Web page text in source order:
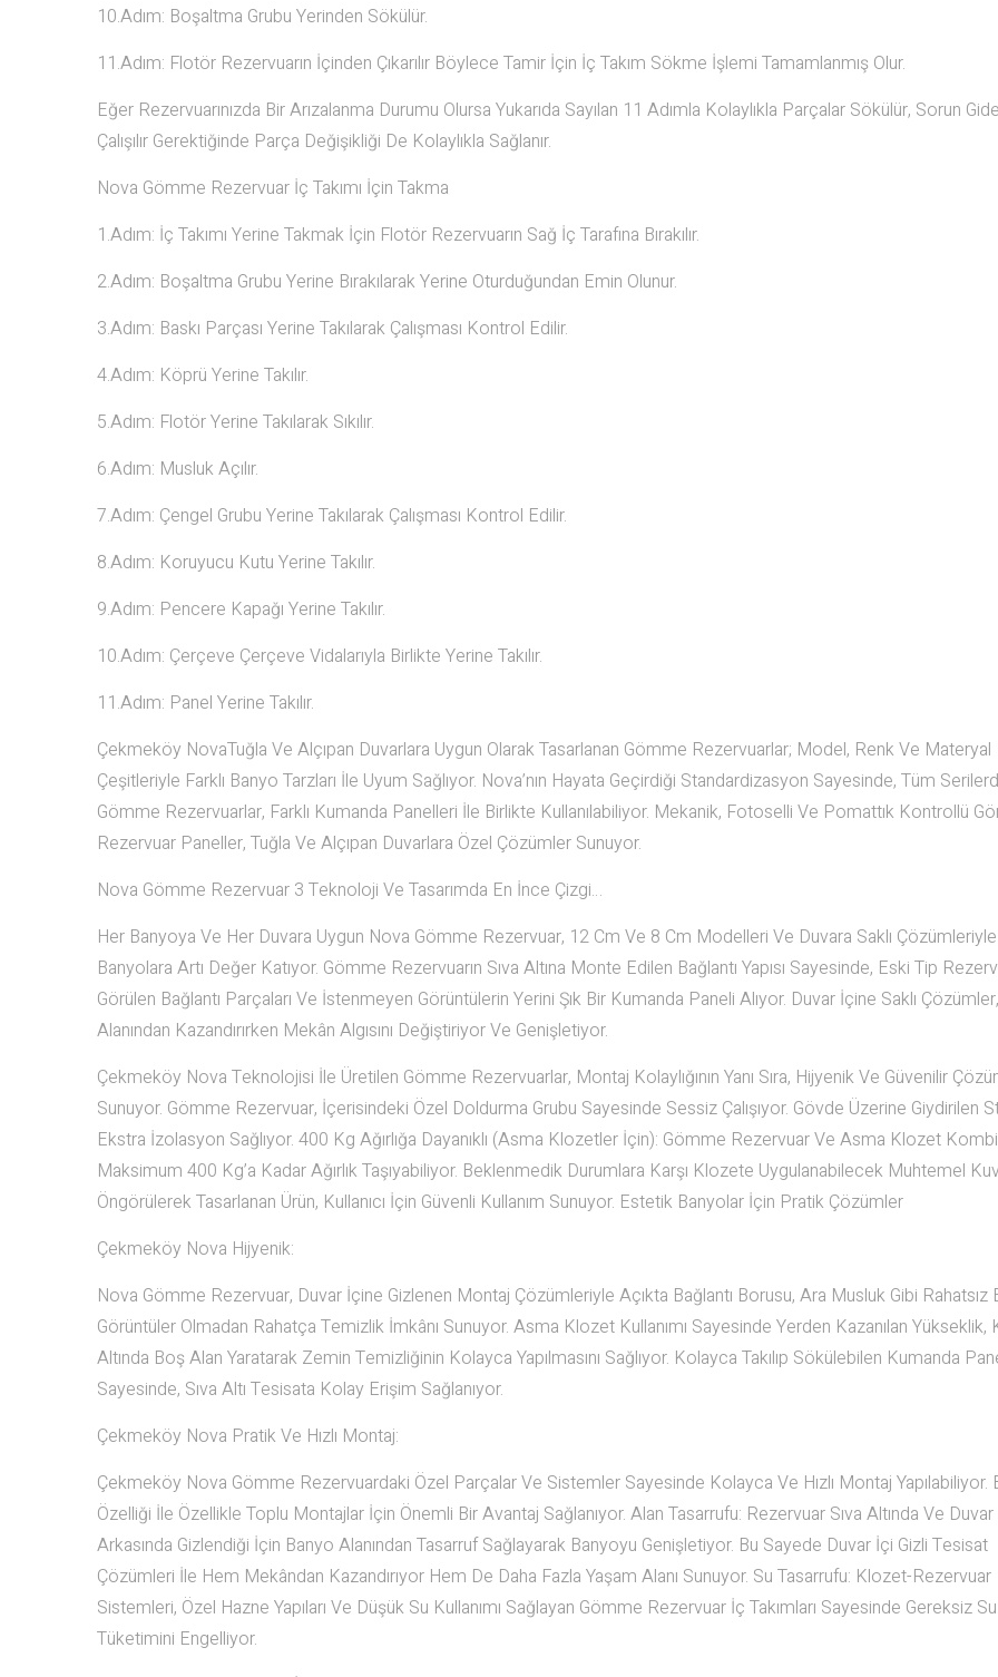
10.Adım: Boşaltma Grubu Yerinden Sökülür.
11.Adım: Flotör Rezervuarın İçinden Çıkarılır Böylece Tamir İçin İç Takım Sökme İşlemi Tamamlanmış Olur.
Eğer Rezervuarınızda Bir Arızalanma Durumu Olursa Yukarıda Sayılan 11 Adımla Kolaylıkla Parçalar Sökülür, Sorun
Çalışılır Gerektiğinde Parça Değişikliği De Kolaylıkla Sağlanır.
Nova Gömme Rezervuar İç Takımı İçin Takma
1.Adım: İç Takımı Yerine Takmak İçin Flotör Rezervuarın Sağ İç Tarafına Bırakılır.
2.Adım: Boşaltma Grubu Yerine Bırakılarak Yerine Oturduğundan Emin Olunur.
3.Adım: Baskı Parçası Yerine Takılarak Çalışması Kontrol Edilir.
4.Adım: Köprü Yerine Takılır.
5.Adım: Flotör Yerine Takılarak Sıkılır.
6.Adım: Musluk Açılır.
7.Adım: Çengel Grubu Yerine Takılarak Çalışması Kontrol Edilir.
8.Adım: Koruyucu Kutu Yerine Takılır.
9.Adım: Pencere Kapağı Yerine Takılır.
10.Adım: Çerçeve Çerçeve Vidalarıyla Birlikte Yerine Takılır.
11.Adım: Panel Yerine Takılır.
Çekmeköy NovaTuğla Ve Alçıpan Duvarlara Uygun Olarak Tasarlanan Gömme Rezervuarlar; Model, Renk Ve Materyal
Çeşitleriyle Farklı Banyo Tarzları İle Uyum Sağlıyor. Nova’nın Hayata Geçirdiği Standardizasyon Sayesinde, Tüm
Gömme Rezervuarlar, Farklı Kumanda Panelleri İle Birlikte Kullanılabiliyor. Mekanik, Fotoselli Ve Pomattık Kontrollü
Rezervuar Paneller, Tuğla Ve Alçıpan Duvarlara Özel Çözümler Sunuyor.
Nova Gömme Rezervuar 3 Teknoloji Ve Tasarımda En İnce Çizgi…
Her Banyoya Ve Her Duvara Uygun Nova Gömme Rezervuar, 12 Cm Ve 8 Cm Modelleri Ve Duvara Saklı Çözümleriyle
Banyolara Artı Değer Katıyor. Gömme Rezervuarın Sıva Altına Monte Edilen Bağlantı Yapısı Sayesinde, Eski Tip
Görülen Bağlantı Parçaları Ve İstenmeyen Görüntülerin Yerini Şık Bir Kumanda Paneli Alıyor. Duvar İçine Saklı
Alanından Kazandırırken Mekân Algısını Değiştiriyor Ve Genişletiyor.
Çekmeköy Nova Teknolojisi İle Üretilen Gömme Rezervuarlar, Montaj Kolaylığının Yanı Sıra, Hijyenik Ve Güvenilir
Sunuyor. Gömme Rezervuar, İçerisindeki Özel Doldurma Grubu Sayesinde Sessiz Çalışıyor. Gövde Üzerine Giydirilen
Ekstra İzolasyon Sağlıyor. 400 Kg Ağırlığa Dayanıklı (Asma Klozetler İçin): Gömme Rezervuar Ve Asma Klozet
Maksimum 400 Kg’a Kadar Ağırlık Taşıyabiliyor. Beklenmedik Durumlara Karşı Klozete Uygulanabilecek Muhtemel
Öngörülerek Tasarlanan Ürün, Kullanıcı İçin Güvenli Kullanım Sunuyor. Estetik Banyolar İçin Pratik Çözümler
Çekmeköy Nova Hijyenik:
Nova Gömme Rezervuar, Duvar İçine Gizlenen Montaj Çözümleriyle Açıkta Bağlantı Borusu, Ara Musluk Gibi Rahatsız
Görüntüler Olmadan Rahatça Temizlik İmkânı Sunuyor. Asma Klozet Kullanımı Sayesinde Yerden Kazanılan Yükseklik,
Altında Boş Alan Yaratarak Zemin Temizliğinin Kolayca Yapılmasını Sağlıyor. Kolayca Takılıp Sökülebilen Kumanda
Sayesinde, Sıva Altı Tesisata Kolay Erişim Sağlanıyor.
Çekmeköy Nova Pratik Ve Hızlı Montaj:
Çekmeköy Nova Gömme Rezervuardaki Özel Parçalar Ve Sistemler Sayesinde Kolayca Ve Hızlı Montaj Yapılabiliyor.
Özelliği İle Özellikle Toplu Montajlar İçin Önemli Bir Avantaj Sağlanıyor. Alan Tasarrufu: Rezervuar Sıva Altında Ve Duvar
Arkasında Gizlendiği İçin Banyo Alanından Tasarruf Sağlayarak Banyoyu Genişletiyor. Bu Sayede Duvar İçi Gizli Tesisat
Çözümleri İle Hem Mekândan Kazandırıyor Hem De Daha Fazla Yaşam Alanı Sunuyor. Su Tasarrufu: Klozet-Rezervuar
Sistemleri, Özel Hazne Yapıları Ve Düşük Su Kullanımı Sağlayan Gömme Rezervuar İç Takımları Sayesinde Gereksiz Su
Tüketimini Engelliyor.